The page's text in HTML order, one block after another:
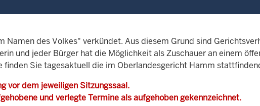
Namen des Volkes" verkündet. Aus diesem Grund sind
und jeder Bürger hat die Möglichkeit als Zuschauer an einem
finden Sie tagesaktuell die im Oberlandesgericht Hamm
vor dem jeweiligen Sitzungssaal.
und verlegte Termine als aufgehoben gekennzeichnet.